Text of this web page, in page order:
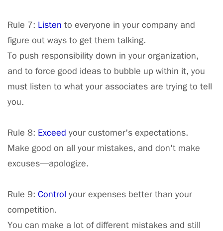
Rule 7: Listen to everyone in your company and
figure out ways to get them talking.
To push responsibility down in your organization,
and to force good ideas to bubble up within it, you
must listen to what your associates are trying to tell
you.
Rule 8: Exceed your customer's expectations.
Make good on all your mistakes, and don't make
excuses—apologize.
Rule 9: Control your expenses better than your
competition.
You can make a lot of different mistakes and still